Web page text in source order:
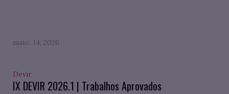
maio. 14, 2026
Devir
IX DEVIR 2026.1 | Trabalhos Aprovados